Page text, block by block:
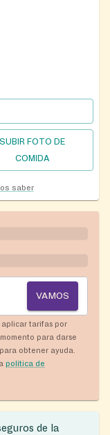
SUBIR FOTO DE
COMIDA
saber
VAMOS
aplicar tarifas por
para darse
obtener ayuda.
política de
de la